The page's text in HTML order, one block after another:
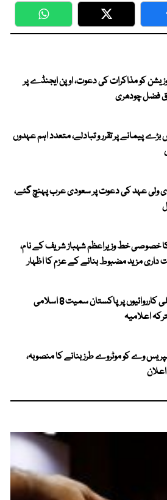
WhatsApp Twitter
کو مذاکرات کی دعوت، اوپن ایجنڈے پر
فضل چودھری
بڑے پیمانے پر تقرر و تبادلے، متعدد اہم عہدوں
ولی عہد کی دعوت پر سعودی عرب پہنچ گئے،
خصوصی خط وزیراعظم شہباز شریف کے نام،
داری مزید مضبوط بنانے کے عزم کا اظہار
غزہ میں اسرائیلی کارروائیوں پر پاکستان سمیت 8 اسلامی
اعلامیہ
وے کو موٹروے طرز بنانے کا منصوبہ،